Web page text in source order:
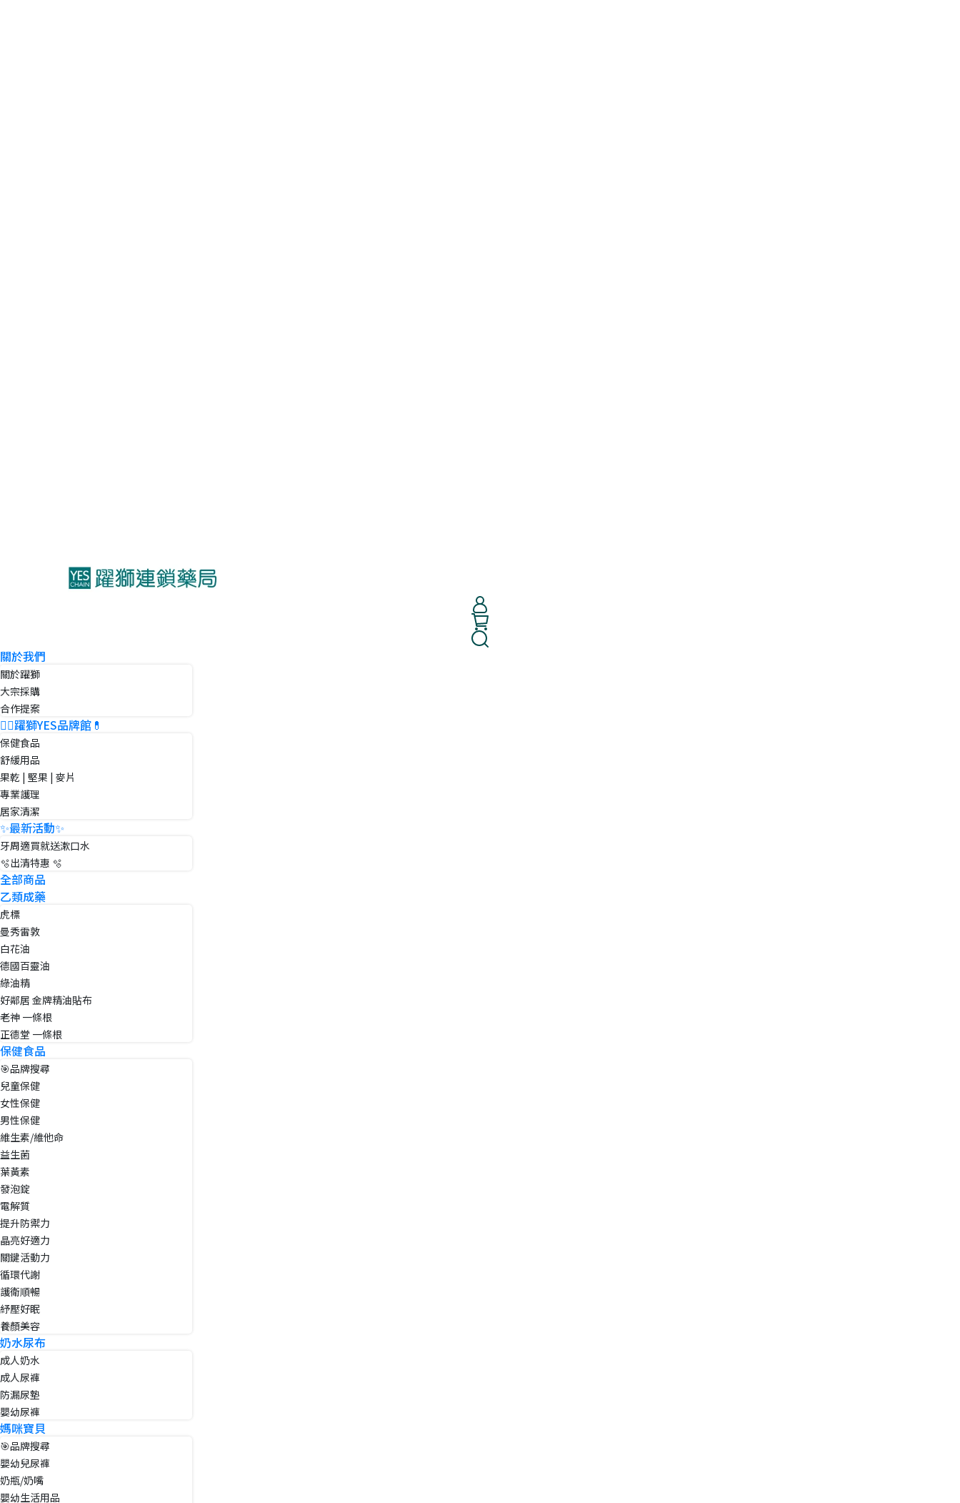
關於我們
關於躍獅
大宗採購
合作提案
👨‍⚕️躍獅YES品牌館💊
保健食品
舒緩用品
果乾 | 堅果 | 麥片
專業護理
居家清潔
✨最新活動✨
牙周適買就送漱口水
🫧出清特惠 🫧
全部商品
乙類成藥
虎標
曼秀雷敦
白花油
德國百靈油
綠油精
好鄰居 金牌精油貼布
老神 一條根
正德堂 一條根
保健食品
🎯品牌搜尋
兒童保健
女性保健
男性保健
維生素/維他命
益生菌
葉黃素
發泡錠
電解質
提升防禦力
晶亮好適力
關鍵活動力
循環代謝
護衛順暢
紓壓好眠
養顏美容
奶水尿布
成人奶水
成人尿褲
防漏尿墊
嬰幼尿褲
媽咪寶貝
🎯品牌搜尋
嬰幼兒尿褲
奶瓶/奶嘴
嬰幼生活用品